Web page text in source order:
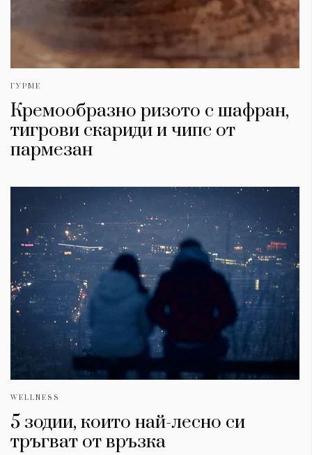
ГУРМЕ
Кремообразно ризото с шафран,
тигрови скариди и чипс от
пармезан
WELLNESS
5 зодии, които най-лесно си
тръгват от връзка